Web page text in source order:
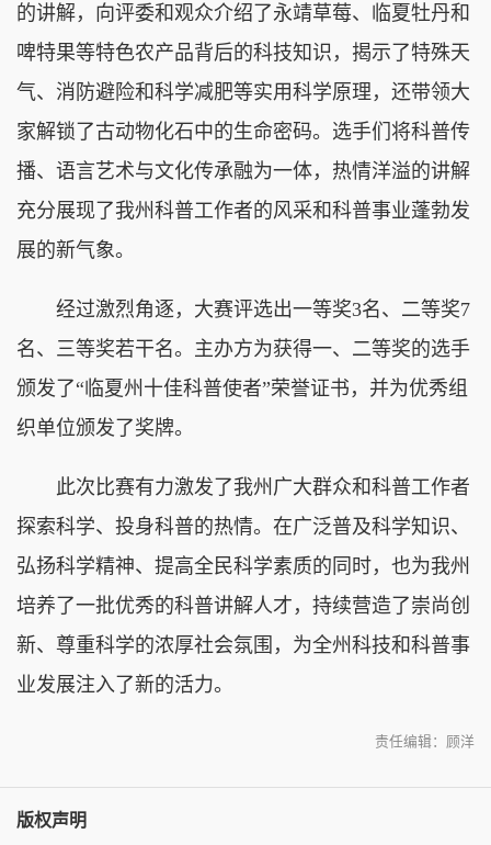
的讲解，向评委和观众介绍了永靖草莓、临夏牡丹和
啤特果等特色农产品背后的科技知识，揭示了特殊天
气、消防避险和科学减肥等实用科学原理，还带领大
家解锁了古动物化石中的生命密码。选手们将科普传
播、语言艺术与文化传承融为一体，热情洋溢的讲解
充分展现了我州科普工作者的风采和科普事业蓬勃发
展的新气象。
经过激烈角逐，大赛评选出一等奖3名、二等奖7
名、三等奖若干名。主办方为获得一、二等奖的选手
颁发了“临夏州十佳科普使者”荣誉证书，并为优秀组
织单位颁发了奖牌。
此次比赛有力激发了我州广大群众和科普工作者
探索科学、投身科普的热情。在广泛普及科学知识、
弘扬科学精神、提高全民科学素质的同时，也为我州
培养了一批优秀的科普讲解人才，持续营造了崇尚创
新、尊重科学的浓厚社会氛围，为全州科技和科普事
业发展注入了新的活力。
责任编辑：顾洋
版权声明